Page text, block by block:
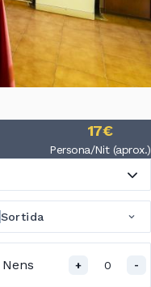
17€
Persona/Nit (aprox.)
Sortida
Nens + 0 -